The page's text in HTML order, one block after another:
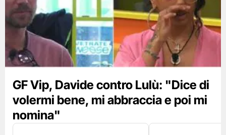
GF Vip, Davide contro Lulù: "Dice di
volermi bene, mi abbraccia e poi mi
nomina"